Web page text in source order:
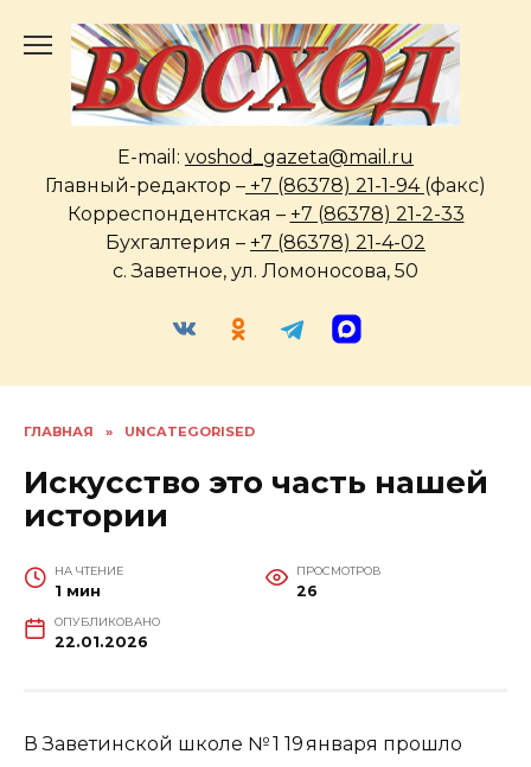
содержанию
E-mail: voshod_gazeta@mail.ru
Главный-редактор – +7 (86378) 21-1-94 (факс)
Корреспондентская – +7 (86378) 21-2-33
Бухгалтерия – +7 (86378) 21-4-02
с. Заветное, ул. Ломоносова, 50
ГЛАВНАЯ » UNCATEGORISED
Искусство это часть нашей
истории
НА ЧТЕНИЕ
1 мин
ПРОСМОТРОВ
26
ОПУБЛИКОВАНО
22.01.2026
В Заветинской школе № 1 19 января прошло